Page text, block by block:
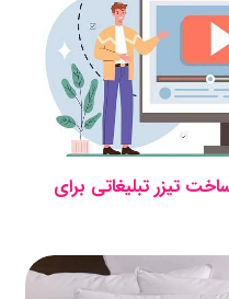
ساخت تیزر تبلیغاتی برای